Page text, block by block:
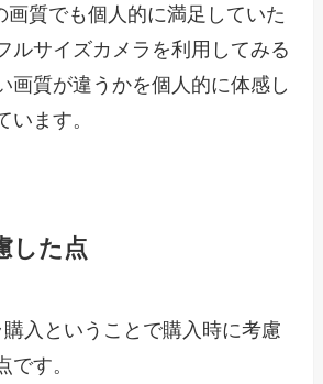
画質でも個人的に満足していた
ルサイズカメラを利用してみる
画質が違うかを個人的に体感し
います。
した点
入ということで購入時に考慮
です。